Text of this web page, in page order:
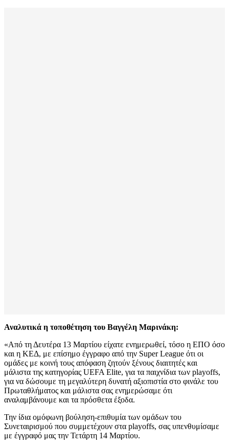
Αναλυτικά η τοποθέτηση του Βαγγέλη Μαρινάκη:
«Από τη Δευτέρα 13 Μαρτίου είχατε ενημερωθεί, τόσο η ΕΠΟ όσο
και η ΚΕΔ, με επίσημο έγγραφο από την Super League ότι οι
ομάδες με κοινή τους απόφαση ζητούν ξένους διαιτητές και
μάλιστα της κατηγορίας UEFA Elite, για τα παιχνίδια των playoffs,
για να δώσουμε τη μεγαλύτερη δυνατή αξιοπιστία στο φινάλε του
Πρωταθλήματος και μάλιστα σας ενημερώσαμε ότι
αναλαμβάνουμε και τα πρόσθετα έξοδα.
Την ίδια ομόφωνη βούληση-επιθυμία των ομάδων του
Συνεταιρισμού που συμμετέχουν στα playoffs, σας υπενθυμίσαμε
με έγγραφό μας την Τετάρτη 14 Μαρτίου.